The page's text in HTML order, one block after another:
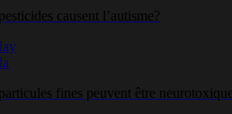
causent l’autisme?
fines peuvent être